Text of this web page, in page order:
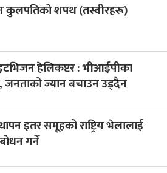
कुलपतिको शपथ (तस्वीरहरू)
हेलिकप्टर : भीआईपीका
जनताको ज्यान बचाउन उड्दैन
इतर समूहको राष्ट्रिय भेलालाई
गर्ने